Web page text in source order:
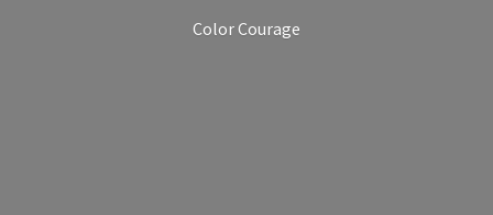
Color Courage